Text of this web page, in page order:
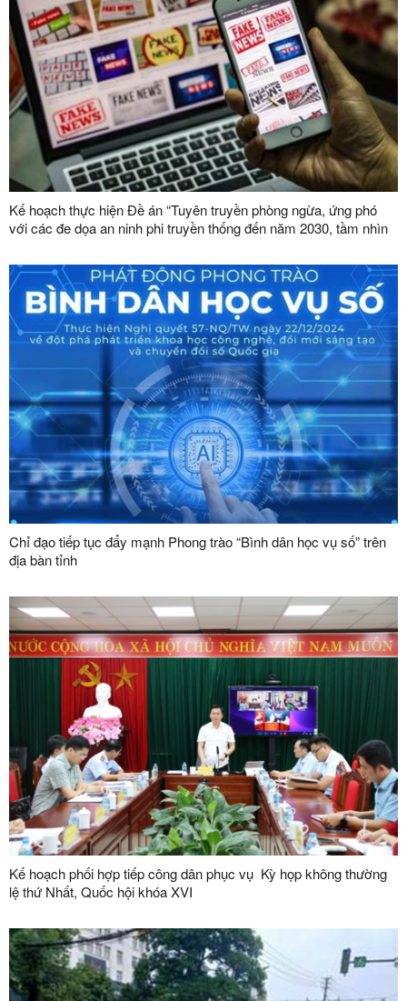
Kế hoạch thực hiện Đề án “Tuyên truyền phòng ngừa, ứng phó
với các đe dọa an ninh phi truyền thống đến năm 2030, tầm nhìn
Chỉ đạo tiếp tục đẩy mạnh Phong trào “Bình dân học vụ số” trên
địa bàn tỉnh
Kế hoạch phối hợp tiếp công dân phục vụ Kỳ họp không thường
lệ thứ Nhất, Quốc hội khóa XVI